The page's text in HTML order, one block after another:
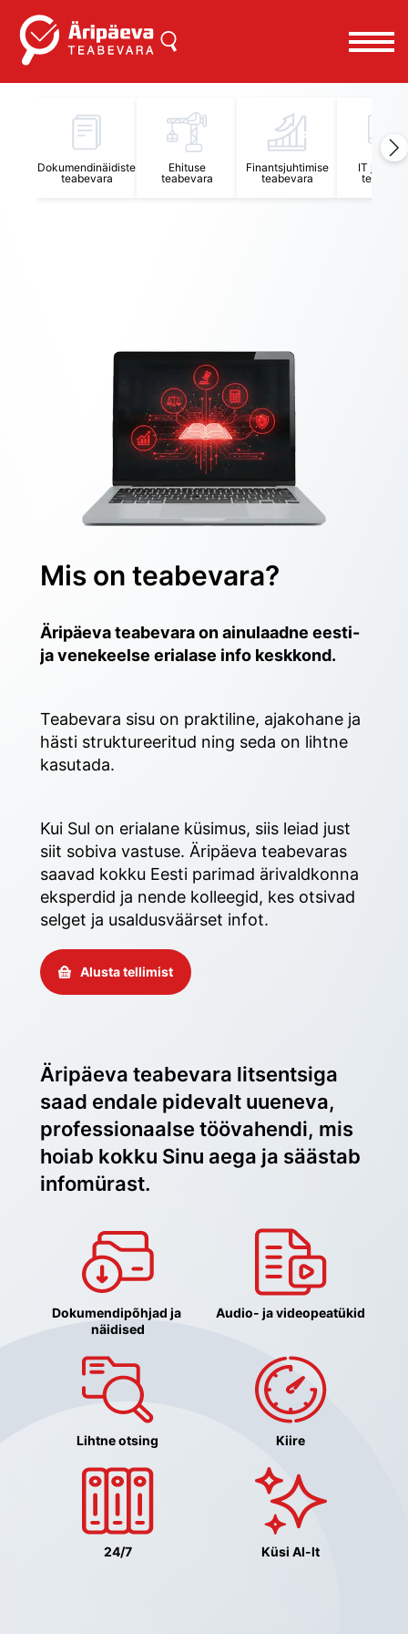
Dokumendinäidiste
teabevara
Ehituse
teabevara
Finantsjuhtimise
teabevara
IT
Mis on teabevara?
Äripäeva teabevara on ainulaadne eesti-
ja venekeelse erialase info keskkond.
Teabevara sisu on praktiline, ajakohane ja
hästi struktureeritud ning seda on lihtne
kasutada.
Kui Sul on erialane küsimus, siis leiad just
siit sobiva vastuse. Äripäeva teabevaras
saavad kokku Eesti parimad ärivaldkonna
eksperdid ja nende kolleegid, kes otsivad
selget ja usaldusväärset infot.
Alusta tellimist
Äripäeva teabevara litsentsiga
saad endale pidevalt uueneva,
professionaalse töövahendi, mis
hoiab kokku Sinu aega ja säästab
infomürast.
Dokumendipõhjad ja
näidised
Audio- ja videopeatükid
Lihtne otsing Kiire
24/7 Küsi AI-lt